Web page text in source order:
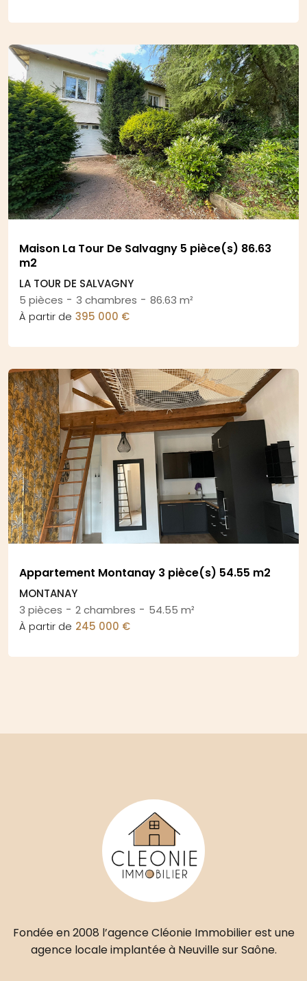
Maison La Tour De Salvagny 5 pièce(s) 86.63
m2
LA TOUR DE SALVAGNY
5 pièces - 3 chambres - 86.63 m²
À partir de 395 000 €
Appartement Montanay 3 pièce(s) 54.55 m2
MONTANAY
3 pièces - 2 chambres - 54.55 m²
À partir de 245 000 €
Fondée en 2008 l’agence Cléonie Immobilier est une
agence locale implantée à Neuville sur Saône.